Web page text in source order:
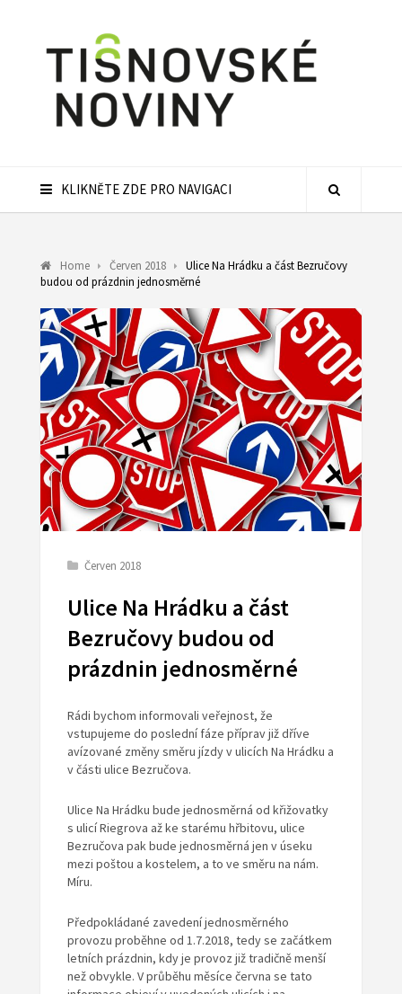
KLIKNĚTE ZDE PRO NAVIGACI
Home Červen 2018
Ulice Na Hrádku a část Bezručovy
budou od prázdnin jednosměrné
Červen 2018
Ulice Na Hrádku a část
Bezručovy budou od
prázdnin jednosměrné
Rádi bychom informovali veřejnost, že
vstupujeme do poslední fáze příprav již dříve
avízované změny směru jízdy v ulicích Na Hrádku a
v části ulice Bezručova.
Ulice Na Hrádku bude jednosměrná od křižovatky
s ulicí Riegrova až ke starému hřbitovu, ulice
Bezručova pak bude jednosměrná jen v úseku
mezi poštou a kostelem, a to ve směru na nám.
Míru.
Předpokládané zavedení jednosměrného
provozu proběhne od 1.7.2018, tedy se začátkem
letních prázdnin, kdy je provoz již tradičně menší
než obvykle. V průběhu měsíce června se tato